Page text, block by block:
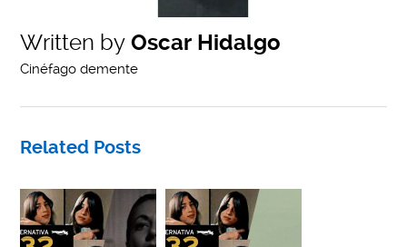
Written by Oscar Hidalgo
Cinéfago demente
Related Posts